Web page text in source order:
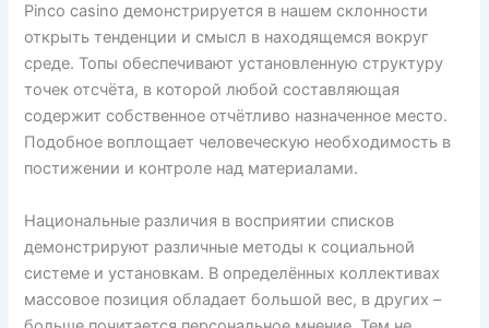
Pinco casino демонстрируется в нашем склонности
открыть тенденции и смысл в находящемся вокруг
среде. Топы обеспечивают установленную структуру
точек отсчёта, в которой любой составляющая
содержит собственное отчётливо назначенное место.
Подобное воплощает человеческую необходимость в
постижении и контроле над материалами.
Национальные различия в восприятии списков
демонстрируют различные методы к социальной
системе и установкам. В определённых коллективах
массовое позиция обладает большой вес, в других –